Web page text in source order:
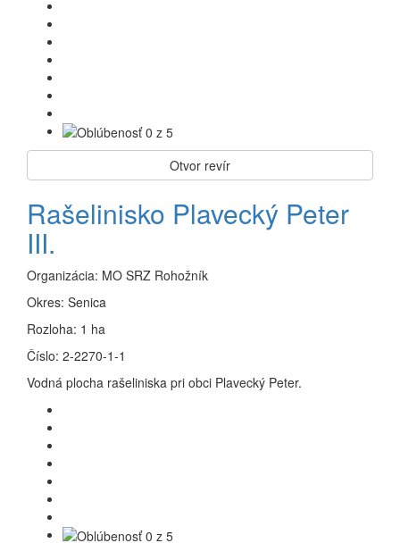
Otvor revír
Rašelinisko Plavecký Peter
III.
Organizácia: MO SRZ Rohožník
Okres: Senica
Rozloha: 1 ha
Číslo: 2-2270-1-1
Vodná plocha rašeliniska pri obci Plavecký Peter.